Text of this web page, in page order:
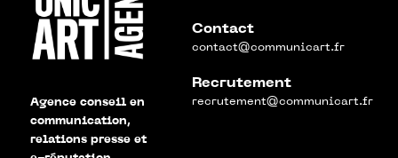
Agence conseil en
communication,
relations presse et
Contact
contact@communicart.fr
Recrutement
recrutement@communicart.fr